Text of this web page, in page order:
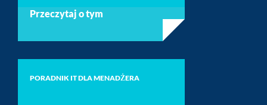
Przeczytaj o tym
PORADNIK IT DLA MENADŻERA